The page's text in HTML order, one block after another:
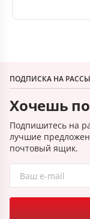
ПОДПИСКА НА
Хочешь
Подпишитесь на
лучшие
почтовый ящик.